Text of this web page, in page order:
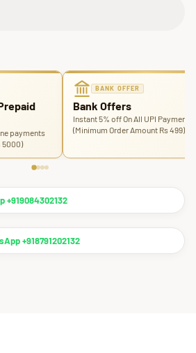
payments
5000)
BANK OFFER
Bank Offers
Instant 5% off On All UPI Payments
(Minimum Order Amount Rs 499)
+919084302132
+918791202132